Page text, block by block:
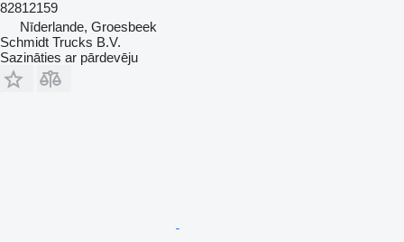
82812159
Nīderlande, Groesbeek
Schmidt Trucks B.V.
Sazināties ar pārdevēju